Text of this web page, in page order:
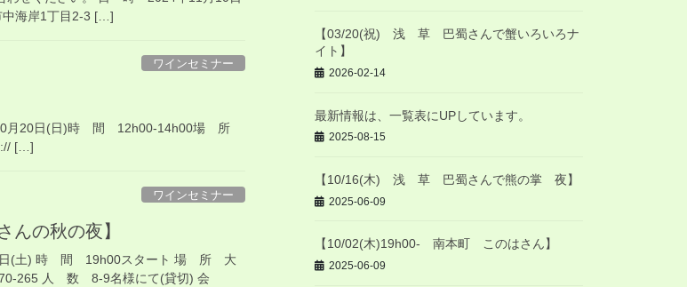
岸1丁目2-3 […]
ワインセミナー
10月20日(日)時 間 12h00-14h00場 所
[…]
ワインセミナー
の秋の夜】
日(土) 時 間 19h00スタート 場 所 大
人 数 8-9名様にて(貸切) 会
【03/20(祝) 浅 草 巴蜀さんで蟹いろいろナ
イト】
2026-02-14
最新情報は、一覧表にUPしています。
2025-08-15
【10/16(木) 浅 草 巴蜀さんで熊の掌 夜】
2025-06-09
【10/02(木)19h00- 南本町 このはさん】
2025-06-09